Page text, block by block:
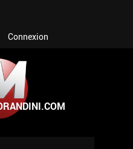
Connexion